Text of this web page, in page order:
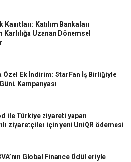
Kanıtları: Katılım Bankaları
Uzanan Dönemsel
Özel Ek İndirim: StarFan İş Birliğiyle
Kampanyası
ile Türkiye ziyareti yapan
ziyaretçiler için yeni UniQR ödemesi
Global Finance Ödülleriyle